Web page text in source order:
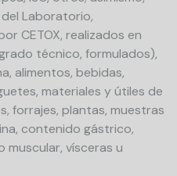
Laboratorio,
CETOX, realizados en
técnico, formulados),
alimentos, bebidas,
materiales y útiles de
forrajes, plantas, muestras
contenido gástrico,
muscular, vísceras u